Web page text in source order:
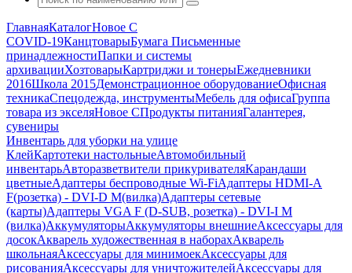
ГлавнаяКаталогНовое С
COVID-19КанцтоварыБумага Письменные
принадлежностиПапки и системы
архивацииХозтоварыКартриджи и тонерыЕжедневники
2016Школа 2015Демонстрационное оборудованиеОфисная
техникаСпецодежда, инструментыМебель для офисаГруппа
товара из экселяНовое СПродукты питанияГалантерея,
сувениры
Инвентарь для уборки на улице
КлейКартотеки настольныеАвтомобильный
инвентарьАвторазветвители прикуривателяКарандаши
цветныеАдаптеры беспроводные Wi-FiАдаптеры HDMI-A
F(розетка) - DVI-D M(вилка)Адаптеры сетевые
(карты)Адаптеры VGA F (D-SUB, розетка) - DVI-I M
(вилка)АккумуляторыАккумуляторы внешниеАксессуары для
досокАкварель художественная в наборахАкварель
школьнаяАксессуары для минимоекАксессуары для
рисованияАксессуары для уничтожителейАксессуары для